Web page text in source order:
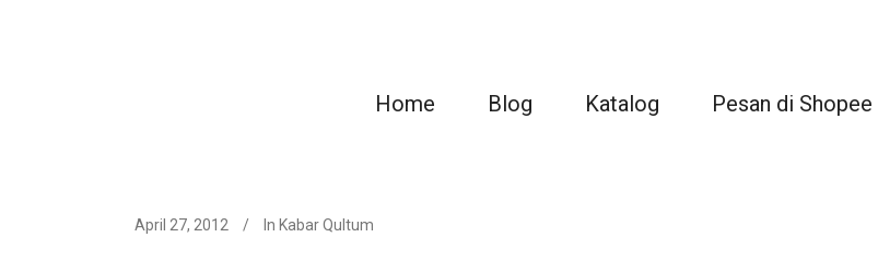
Home Blog Katalog Pesan di Shopee
April 27, 2012 In Kabar Qultum